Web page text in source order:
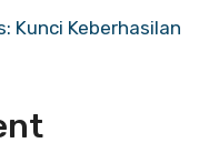
Kunci Keberhasilan